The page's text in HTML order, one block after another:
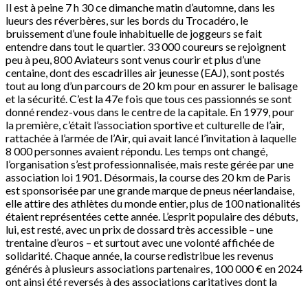
Il est à peine 7 h 30 ce dimanche matin d’automne, dans les
lueurs des réverbères, sur les bords du Trocadéro, le
bruissement d’une foule inhabituelle de joggeurs se fait
entendre dans tout le quartier. 33 000 coureurs se rejoignent
peu à peu, 800 Aviateurs sont venus courir et plus d’une
centaine, dont des escadrilles air jeunesse (EAJ), sont postés
tout au long d’un parcours de 20 km pour en assurer le balisage
et la sécurité. C’est la 47e fois que tous ces passionnés se sont
donné rendez-vous dans le centre de la capitale. En 1979, pour
la première, c’était l’association sportive et culturelle de l’air,
rattachée à l’armée de l’Air, qui avait lancé l’invitation à laquelle
8 000 personnes avaient répondu. Les temps ont changé,
l’organisation s’est professionnalisée, mais reste gérée par une
association loi 1901. Désormais, la course des 20 km de Paris
est sponsorisée par une grande marque de pneus néerlandaise,
elle attire des athlètes du monde entier, plus de 100 nationalités
étaient représentées cette année. L’esprit populaire des débuts,
lui, est resté, avec un prix de dossard très accessible – une
trentaine d’euros – et surtout avec une volonté affichée de
solidarité. Chaque année, la course redistribue les revenus
générés à plusieurs associations partenaires, 100 000 € en 2024
ont ainsi été reversés à des associations caritatives dont la